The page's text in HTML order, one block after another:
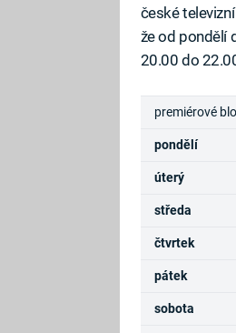
české
že od pondělí
20.00 do
premiérové
pondělí
úterý
středa
čtvrtek
pátek
sobota